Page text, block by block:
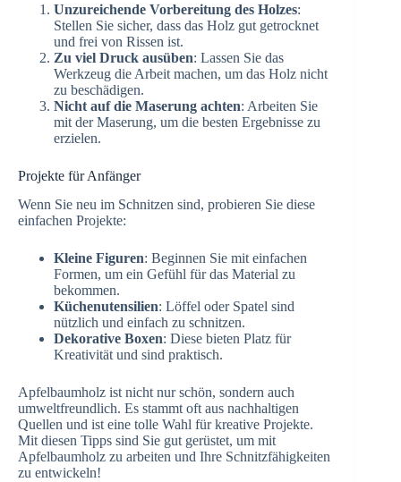
Unzureichende Vorbereitung des Holzes:
Stellen Sie sicher, dass das Holz gut getrocknet
und frei von Rissen ist.
Zu viel Druck ausüben: Lassen Sie das
Werkzeug die Arbeit machen, um das Holz nicht
zu beschädigen.
Nicht auf die Maserung achten: Arbeiten Sie
mit der Maserung, um die besten Ergebnisse zu
erzielen.
Projekte für Anfänger
Wenn Sie neu im Schnitzen sind, probieren Sie diese
einfachen Projekte:
Kleine Figuren: Beginnen Sie mit einfachen
Formen, um ein Gefühl für das Material zu
bekommen.
Küchenutensilien: Löffel oder Spatel sind
nützlich und einfach zu schnitzen.
Dekorative Boxen: Diese bieten Platz für
Kreativität und sind praktisch.
Apfelbaumholz ist nicht nur schön, sondern auch
umweltfreundlich. Es stammt oft aus nachhaltigen
Quellen und ist eine tolle Wahl für kreative Projekte.
Mit diesen Tipps sind Sie gut gerüstet, um mit
Apfelbaumholz zu arbeiten und Ihre Schnitzfähigkeiten
zu entwickeln!